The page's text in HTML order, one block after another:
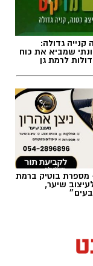
כמעט בכל
כנראה היה
היומיומית,
פשוט לא
נשמעת
קנייה גדולה:
שמביא את כוח
לרמת גן
- מספרת בוטיק ברמת
שיער,